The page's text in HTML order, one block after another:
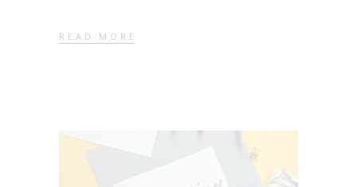
READ MORE